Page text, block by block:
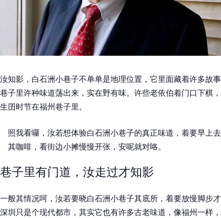
汝知影，白石洲小巷子不单单是地理位置，它里面藏着许多故
巷子里许种味道荡出来，实在野有味。许些老依伯着门口下棋
生囝时节在福州巷子里。
照我看囉，汝若想体验白石洲小巷子的真正味道，着要早上
其咖啡，看街边小摊慢慢开张，安呢就对咯。
巷子里有门道，汝走过才知影
一般其情况呵，汝若要晓白石洲小巷子其底所，着要放慢脚
深圳只是个现代都市，其实它也有许多古老味道，像福州一样